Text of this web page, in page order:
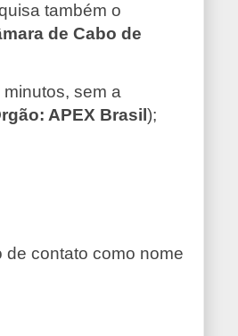
também o
de Cabo de
sem a
APEX Brasil );
contato como nome